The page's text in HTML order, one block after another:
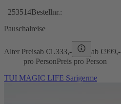
253514Bestellnr.:
Pauschalreise
Alter Preisab €1.333,- ab €999,-
pro PersonPreis pro Person
TUI MAGIC LIFE Sarigerme